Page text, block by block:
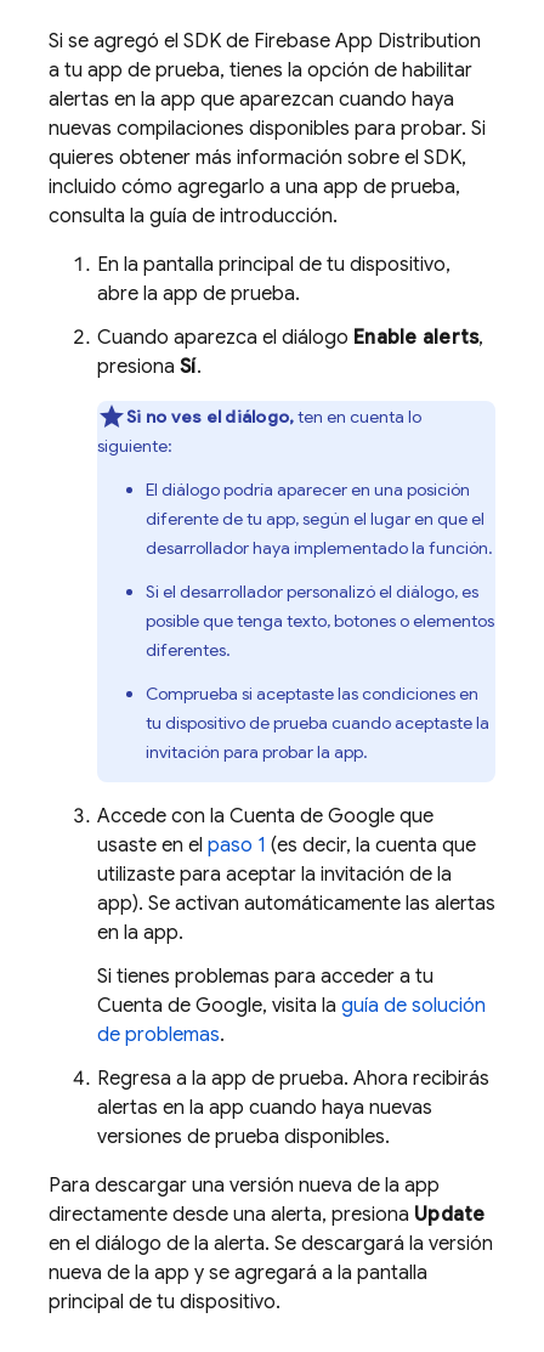
Si se agregó el SDK de Firebase App Distribution
a tu app de prueba, tienes la opción de habilitar
alertas en la app que aparezcan cuando haya
nuevas compilaciones disponibles para probar. Si
quieres obtener más información sobre el SDK,
incluido cómo agregarlo a una app de prueba,
consulta la guía de introducción.
En la pantalla principal de tu dispositivo,
abre la app de prueba.
Cuando aparezca el diálogo Enable alerts,
presiona Sí.
Si no ves el diálogo,ten en cuenta lo
siguiente:
El diálogo podría aparecer en una posición
diferente de tu app, según el lugar en que el
desarrollador haya implementado la función.
Si el desarrollador personalizó el diálogo, es
posible que tenga texto, botones o elementos
diferentes.
Comprueba si aceptaste las condiciones en
tu dispositivo de prueba cuando aceptaste la
invitación para probar la app.
Accede con la Cuenta de Google que
usaste en el paso 1 (es decir, la cuenta que
utilizaste para aceptar la invitación de la
app). Se activan automáticamente las alertas
en la app.
Si tienes problemas para acceder a tu
Cuenta de Google, visita la guía de solución
de problemas.
Regresa a la app de prueba. Ahora recibirás
alertas en la app cuando haya nuevas
versiones de prueba disponibles.
Para descargar una versión nueva de la app
directamente desde una alerta, presiona Update
en el diálogo de la alerta. Se descargará la versión
nueva de la app y se agregará a la pantalla
principal de tu dispositivo.